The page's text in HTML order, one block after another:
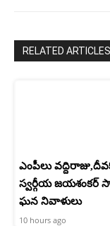
RELATED ARTICLES
ఎంపీలు
స్వర్గీయ జయశంకర్
ఘన నివాళులు
10 hours ago